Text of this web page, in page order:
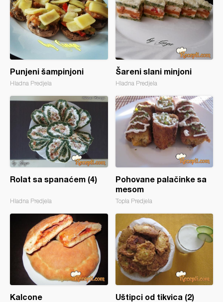
Punjeni šampinjoni
Hladna Predjela
Šareni slani minjoni
Hladna Predjela
Rolat sa spanaćem (4)
Hladna Predjela
Pohovane palačinke sa
mesom
Topla Predjela
Kalcone Uštipci od tikvica (2)